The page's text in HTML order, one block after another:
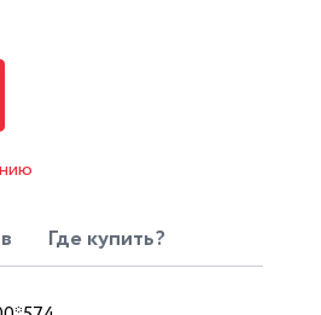
Где купить?